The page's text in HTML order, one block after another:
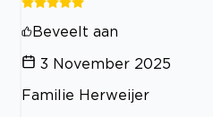
Beveelt aan
3 November 2025
Familie Herweijer